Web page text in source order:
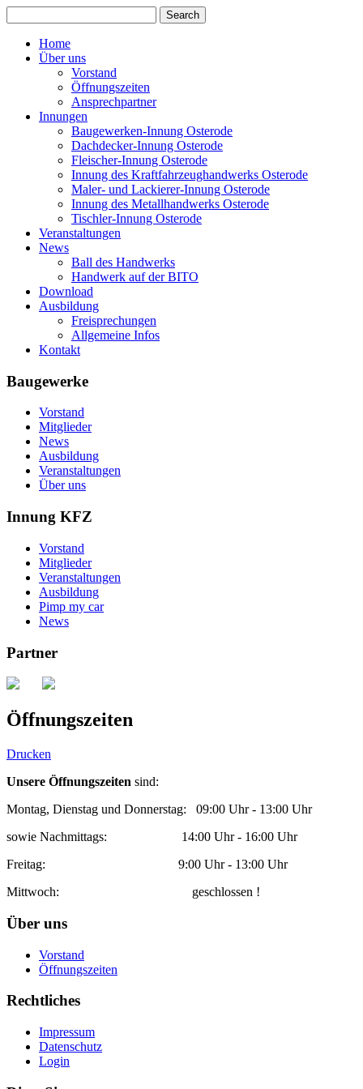
Home
Über uns
Vorstand
Öffnungszeiten
Ansprechpartner
Innungen
Baugewerken-Innung Osterode
Dachdecker-Innung Osterode
Fleischer-Innung Osterode
Innung des Kraftfahrzeughandwerks Osterode
Maler- und Lackierer-Innung Osterode
Innung des Metallhandwerks Osterode
Tischler-Innung Osterode
Veranstaltungen
News
Ball des Handwerks
Handwerk auf der BITO
Download
Ausbildung
Freisprechungen
Allgemeine Infos
Kontakt
Baugewerke
Vorstand
Mitglieder
News
Ausbildung
Veranstaltungen
Über uns
Innung KFZ
Vorstand
Mitglieder
Veranstaltungen
Ausbildung
Pimp my car
News
Partner
Öffnungszeiten
Drucken
Unsere Öffnungszeiten sind:
Montag, Dienstag und Donnerstag: 09:00 Uhr - 13:00 Uhr
sowie Nachmittags: 14:00 Uhr - 16:00 Uhr
Freitag: 9:00 Uhr - 13:00 Uhr
Mittwoch: geschlossen !
Über uns
Vorstand
Öffnungszeiten
Rechtliches
Impressum
Datenschutz
Login